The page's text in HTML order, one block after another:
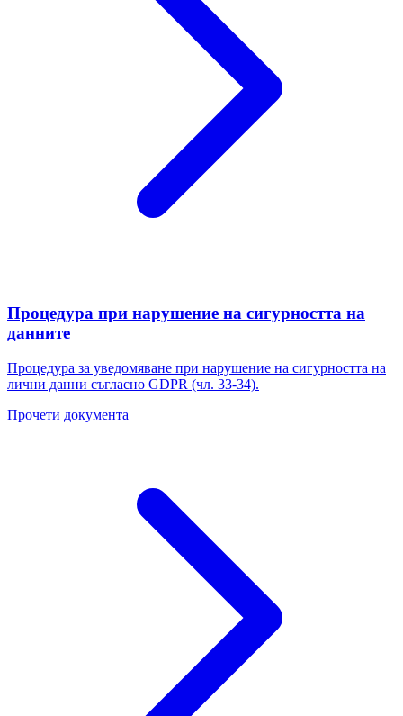
Процедура при нарушение на сигурността на
данните
Процедура за уведомяване при нарушение на сигурността на
лични данни съгласно GDPR (чл. 33-34).
Прочети документа